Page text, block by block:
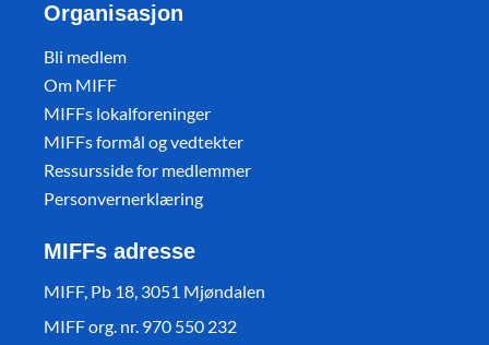
Organisasjon
Bli medlem
Om MIFF
MIFFs lokalforeninger
MIFFs formål og vedtekter
Ressursside for medlemmer
Personvernerklæring
MIFFs adresse
MIFF, Pb 18, 3051 Mjøndalen
MIFF org. nr. 970 550 232